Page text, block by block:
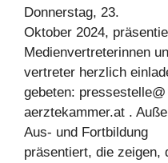
Donnerstag, 23.
Oktober 2024,
Medienvertreterinnen
vertreter herzlich
gebeten: pressestelle@
aerztekammer.at .
Aus- und Fortbildung
präsentiert, die